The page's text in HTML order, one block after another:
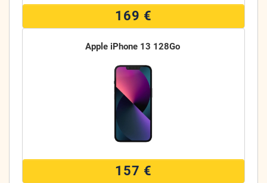
169 €
Apple iPhone 13 128Go
157 €